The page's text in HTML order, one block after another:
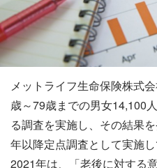
メットライフ生命保険株式
歳～79歳までの男女14,100
る調査を実施し、その結果
年以降定点調査として実施
2021年は、「老後に対する